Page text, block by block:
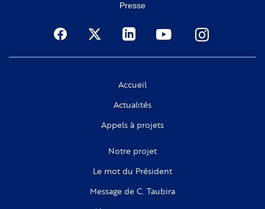
Presse
Social
Accueil
Actualités
Appels à projets
Notre projet
Le mot du Président
Message de C. Taubira